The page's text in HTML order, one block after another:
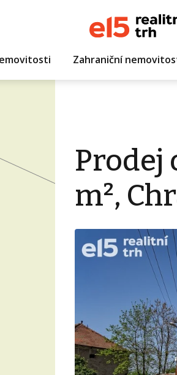
Zahraniční
Prodej
m²,